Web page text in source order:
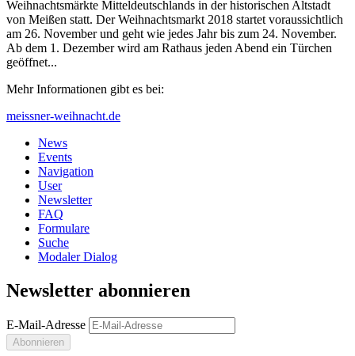
Weihnachtsmärkte Mitteldeutschlands in der historischen Altstadt
von Meißen statt. Der Weihnachtsmarkt 2018 startet voraussichtlich
am 26. November und geht wie jedes Jahr bis zum 24. November.
Ab dem 1. Dezember wird am Rathaus jeden Abend ein Türchen
geöffnet...
Mehr Informationen gibt es bei:
meissner-weihnacht.de
News
Events
Navigation
User
Newsletter
FAQ
Formulare
Suche
Modaler Dialog
Newsletter abonnieren
E-Mail-Adresse
Abonnieren